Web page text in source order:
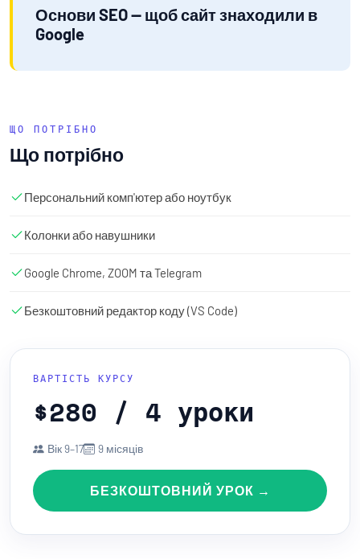
Основи SEO — щоб сайт знаходили в
Google
ЩО ПОТРІБНО
Що потрібно
Персональний комп'ютер або ноутбук
Колонки або навушники
Google Chrome, ZOOM та Telegram
Безкоштовний редактор коду (VS Code)
ВАРТІСТЬ КУРСУ
$280 / 4 уроки
Вік 9–17 9 місяців
БЕЗКОШТОВНИЙ УРОК →